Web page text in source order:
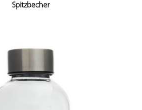
Spitzbecher